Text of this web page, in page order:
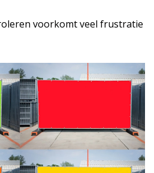
voorkomt veel frustratie